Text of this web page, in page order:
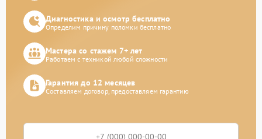
Диагностика и осмотр бесплатно
Определим причину поломки бесплатно
Мастера со стажем 7+ лет
Работаем с техникой любой сложности
Гарантия до 12 месяцев
Составляем договор, предоставляем гарантию